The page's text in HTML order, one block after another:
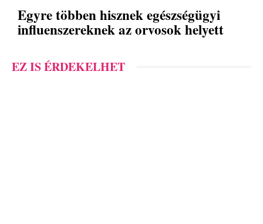
Egyre többen hisznek egészségügyi
influenszereknek az orvosok helyett
EZ IS ÉRDEKELHET